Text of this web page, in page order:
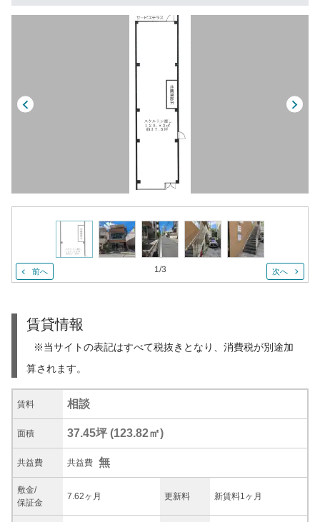
前へ 1/3 次へ
賃貸情報
※当サイトの表記はすべて税抜きとなり、消費税が別途加
算されます。
賃料 相談
面積 37.45坪 (123.82㎡)
共益費 共益費 無
敷金/
保証金
7.62ヶ月 更新料 新賃料1ヶ月